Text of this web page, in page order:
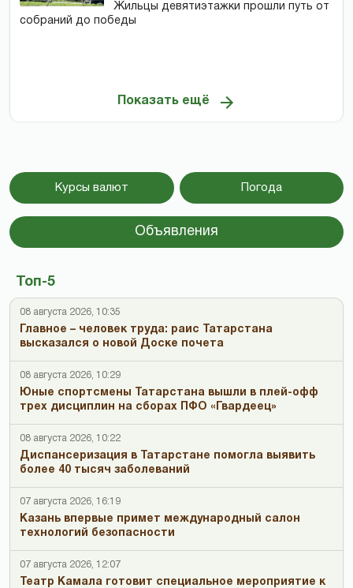
Жильцы девятиэтажки прошли путь от
собраний до победы
Показать ещё
Курсы валют Погода
Объявления
Топ-5
08 августа 2026, 10:35
Главное – человек труда: раис Татарстана
высказался о новой Доске почета
08 августа 2026, 10:29
Юные спортсмены Татарстана вышли в плей-офф
трех дисциплин на сборах ПФО «Гвардеец»
08 августа 2026, 10:22
Диспансеризация в Татарстане помогла выявить
более 40 тысяч заболеваний
07 августа 2026, 16:19
Казань впервые примет международный салон
технологий безопасности
07 августа 2026, 12:07
Театр Камала готовит специальное мероприятие к